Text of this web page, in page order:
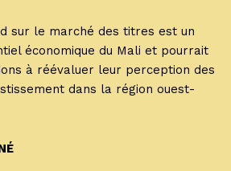
sur le marché des titres est un
économique du Mali et pourrait
à réévaluer leur perception des
dans la région ouest-